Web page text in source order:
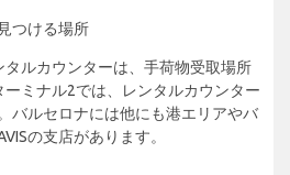
つける場所
タルカウンターは、手荷物受取場所
ミナル2では、レンタルカウンター
バルセロナには他にも港エリアやバ
の支店があります。